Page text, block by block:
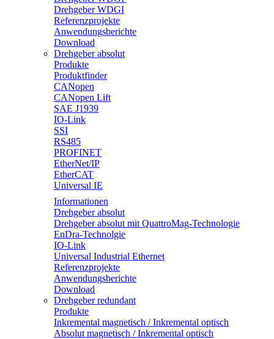
Drehgeber WDGI
Referenzprojekte
Anwendungsberichte
Download
Drehgeber absolut
Produkte
Produktfinder
CANopen
CANopen Lift
SAE J1939
IO-Link
SSI
RS485
PROFINET
EtherNet/IP
EtherCAT
Universal IE
Informationen
Drehgeber absolut
Drehgeber absolut mit QuattroMag-Technologie
EnDra-Technolgie
IO-Link
Universal Industrial Ethernet
Referenzprojekte
Anwendungsberichte
Download
Drehgeber redundant
Produkte
Inkremental magnetisch / Inkremental optisch
Absolut magnetisch / Inkremental optisch